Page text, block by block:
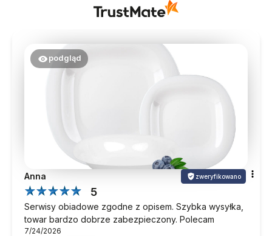
podgląd
Anna zweryfikowano
5
Serwisy obiadowe zgodne z opisem. Szybka wysyłka,
towar bardzo dobrze zabezpieczony. Polecam
7/24/2026